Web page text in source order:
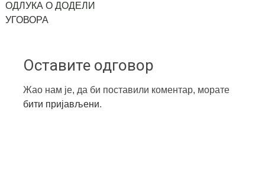
ОДЛУКА О ДОДЕЛИ
УГОВОРА
Оставите одговор
Жао нам је, да би поставили коментар, морате
бити пријављени.